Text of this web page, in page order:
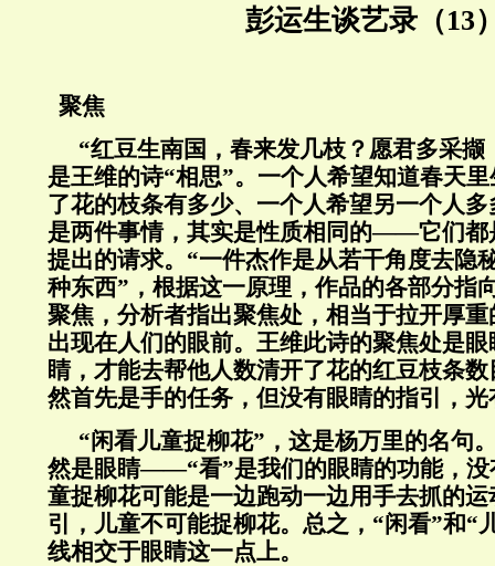
彭运生谈艺录（13
聚焦
“红豆生南国，春来发几枝？愿君多采撷
是王维的诗“相思”。一个人希望知道春天
了花的枝条有多少、一个人希望另一个人
是两件事情，其实是性质相同的——它们都
提出的请求。“一件杰作是从若干角度去隐
种东西”，根据这一原理，作品的各部分指
聚焦，分析者指出聚焦处，相当于拉开厚
出现在人们的眼前。王维此诗的聚焦处是
睛，才能去帮他人数清开了花的红豆枝条
然首先是手的任务，但没有眼睛的指引，
“闲看儿童捉柳花”，这是杨万里的名句
然是眼睛——“看”是我们的眼睛的功能，没
童捉柳花可能是一边跑动一边用手去抓的
引，儿童不可能捉柳花。总之，“闲看”和“
线相交于眼睛这一点上。